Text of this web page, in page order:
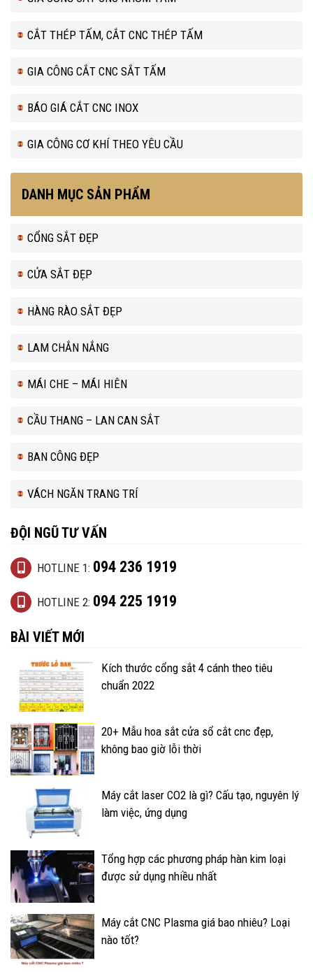
CẮT THÉP TẤM, CẮT CNC THÉP TẤM
GIA CÔNG CẮT CNC SẮT TẤM
BÁO GIÁ CẮT CNC INOX
GIA CÔNG CƠ KHÍ THEO YÊU CẦU
DANH MỤC SẢN PHẨM
CỔNG SẮT ĐẸP
CỬA SẮT ĐẸP
HÀNG RÀO SẮT ĐẸP
LAM CHẮN NẮNG
MÁI CHE – MÁI HIÊN
CẦU THANG – LAN CAN SẮT
BAN CÔNG ĐẸP
VÁCH NGĂN TRANG TRÍ
ĐỘI NGŨ TƯ VẤN
HOTLINE 1: 094 236 1919
HOTLINE 2: 094 225 1919
BÀI VIẾT MỚI
Kích thước cổng sắt 4 cánh theo tiêu
chuẩn 2022
20+ Mẫu hoa sắt cửa sổ cắt cnc đẹp,
không bao giờ lỗi thời
Máy cắt laser CO2 là gì? Cấu tạo, nguyên lý
làm việc, ứng dụng
Tổng hợp các phương pháp hàn kim loại
được sử dụng nhiều nhất
Máy cắt CNC Plasma giá bao nhiêu? Loại
nào tốt?